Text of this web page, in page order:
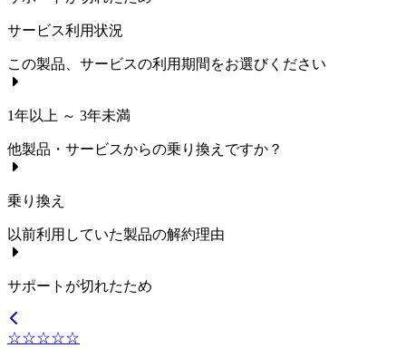
サービス利用状況
この製品、サービスの利用期間をお選びください
1年以上 ～ 3年未満
他製品・サービスからの乗り換えですか？
乗り換え
以前利用していた製品の解約理由
サポートが切れたため
☆☆☆☆☆